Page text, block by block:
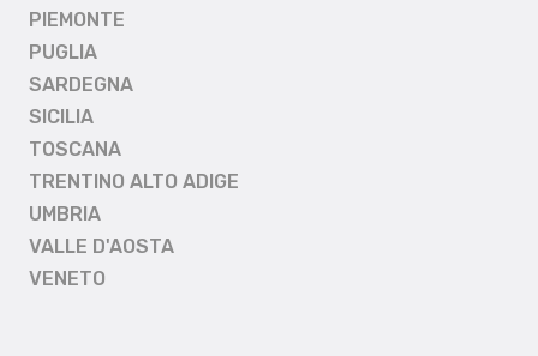
PIEMONTE
PUGLIA
SARDEGNA
SICILIA
TOSCANA
TRENTINO ALTO ADIGE
UMBRIA
VALLE D'AOSTA
VENETO